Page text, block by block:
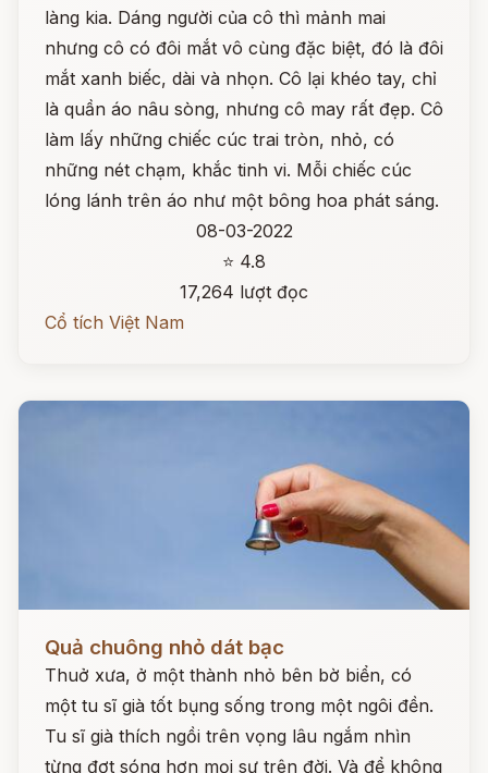
làng kia. Dáng người của cô thì mảnh mai
nhưng cô có đôi mắt vô cùng đặc biệt, đó là đôi
mắt xanh biếc, dài và nhọn. Cô lại khéo tay, chỉ
là quần áo nâu sòng, nhưng cô may rất đẹp. Cô
làm lấy những chiếc cúc trai tròn, nhỏ, có
những nét chạm, khắc tinh vi. Mỗi chiếc cúc
lóng lánh trên áo như một bông hoa phát sáng.
08-03-2022
⭐ 4.8
17,264 lượt đọc
Cổ tích Việt Nam
Quả chuông nhỏ dát bạc
Thuở xưa, ở một thành nhỏ bên bờ biển, có
một tu sĩ già tốt bụng sống trong một ngôi đền.
Tu sĩ già thích ngồi trên vọng lâu ngắm nhìn
từng đợt sóng hơn mọi sự trên đời. Và để không